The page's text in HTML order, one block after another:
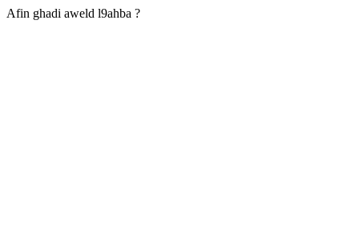
Afin ghadi aweld l9ahba ?